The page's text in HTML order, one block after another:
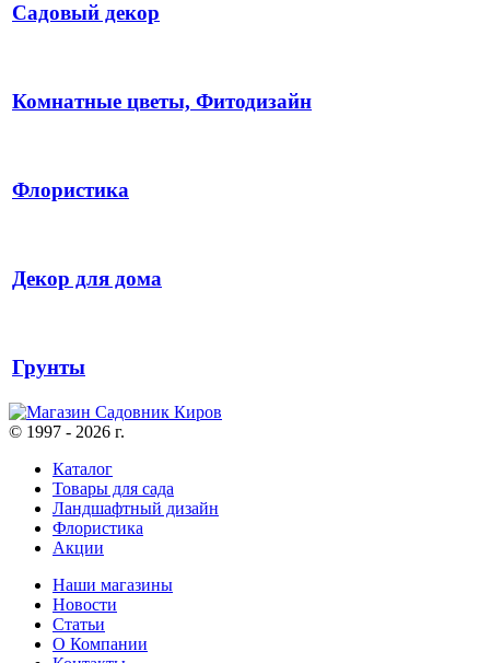
Садовый декор
Комнатные цветы, Фитодизайн
Флористика
Декор для дома
Грунты
© 1997 - 2026 г.
Каталог
Товары для сада
Ландшафтный дизайн
Флористика
Акции
Наши магазины
Новости
Статьи
О Компании